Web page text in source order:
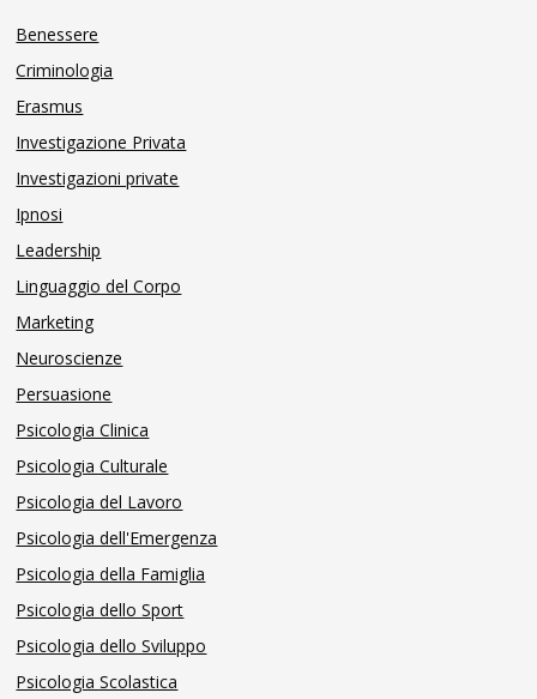
Benessere
Criminologia
Erasmus
Investigazione Privata
Investigazioni private
Ipnosi
Leadership
Linguaggio del Corpo
Marketing
Neuroscienze
Persuasione
Psicologia Clinica
Psicologia Culturale
Psicologia del Lavoro
Psicologia dell'Emergenza
Psicologia della Famiglia
Psicologia dello Sport
Psicologia dello Sviluppo
Psicologia Scolastica